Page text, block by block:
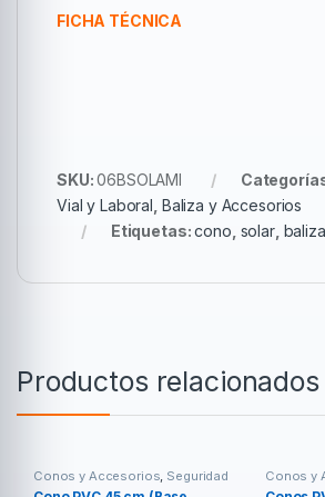
FICHA TÉCNICA
SKU:06BSOLAMI
Vial y Laboral Baliza y Accesorios
Etiquetas:cono solar, baliza
Productos relacionados
Conos y Accesorios, Seguridad
Vial y Laboral
Conos y
Vial y